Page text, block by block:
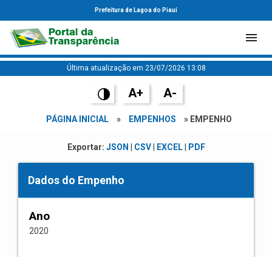
Prefeitura de Lagoa do Piauí
Última atualização em 23/07/2026 13:08
A+ A-
PÁGINA INICIAL » EMPENHOS » EMPENHO
Exportar: JSON CSV| EXCEL| PDF
Dados do Empenho
Ano
2020